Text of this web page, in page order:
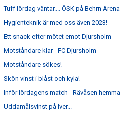
Tuff lördag väntar.... ÖSK på Behrn Arena
Hygienteknik är med oss även 2023!
Ett snack efter mötet emot Djursholm
Motståndare klar - FC Djursholm
Motståndare sökes!
Skön vinst i blåst och kyla!
Inför lördagens match - Rävåsen hemma
Uddamålsvinst på Iver...